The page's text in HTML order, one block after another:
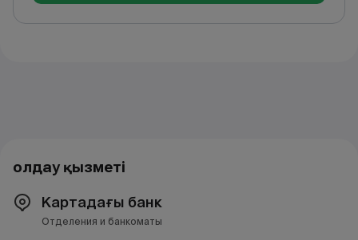
Қолдау қызметі
Картадағы банк
Отделения и банкоматы